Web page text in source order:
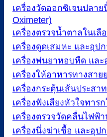
เครื่องวัดออกซิเจนปลา
Oximeter)
เครื่องตรวจน้ำตาลในเ
เครื่องดูดเสมหะ และอุป
เครื่องพ่นยาหอบหืด และ
เครื่องให้อาหารทางสา
เครื่องกระตุ้นเส้นประสา
เครื่องฟังเสียงหัวใจทาร
เครื่องตรวจวัดคลื่นไฟฟ้า
เครื่องนึ่งฆ่าเชื้อ และอุป